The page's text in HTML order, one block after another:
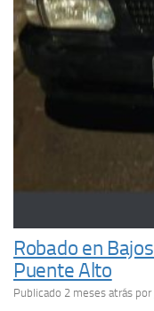
Robado en
Puente Alto
Publicado 2 meses atrás por